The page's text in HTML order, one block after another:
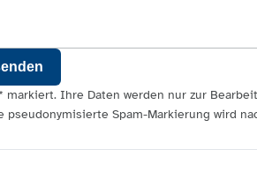
markiert. Ihre Daten werden nur zur
pseudonymisierte Spam-Markierung wird